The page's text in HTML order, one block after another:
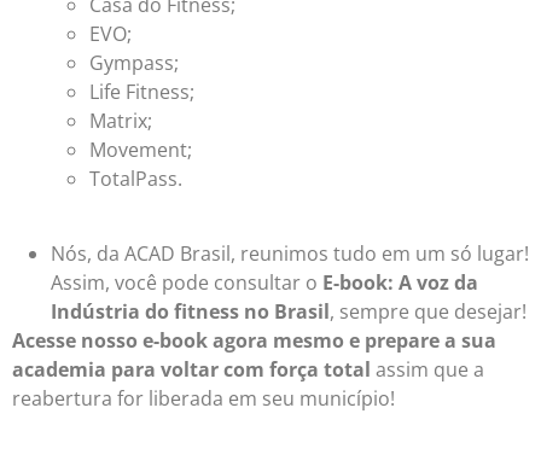
EVO;
Gympass;
Life Fitness;
Matrix;
Movement;
TotalPass.
Nós, da ACAD Brasil, reunimos tudo em um só lugar!
Assim, você pode consultar o E-book: A voz da
Indústria do fitness no Brasil, sempre que desejar!
Acesse nosso e-book agora mesmo e prepare a sua
academia para voltar com força total assim que a
reabertura for liberada em seu município!